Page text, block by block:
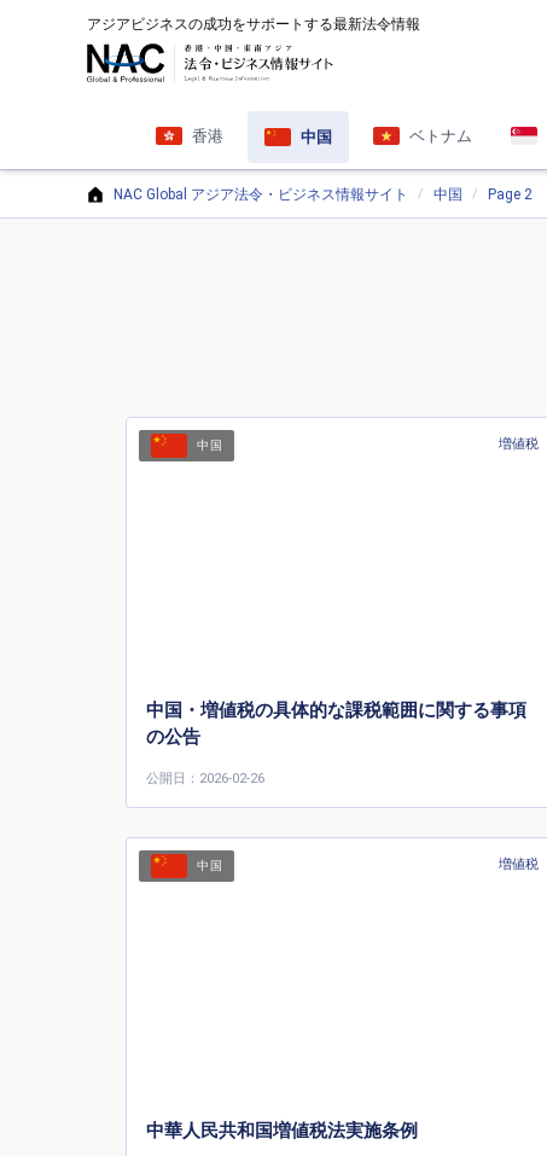
アジアビジネスの成功をサポートする最新法令情報
香港 中国 ベトナム
NAC Global アジア法令・ビジネス情報サイト 中国 Page 2
中国 増値税
中国・増値税の具体的な課税範囲に関する事項
の公告
公開日：2026-02-26
中国 増値税
中華人民共和国増値税法実施条例